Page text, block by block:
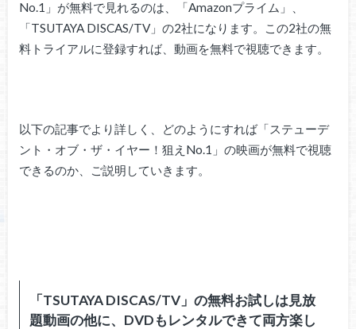
No.1」が無料で見れるのは、「Amazonプライム」、
「TSUTAYA DISCAS/TV」の2社になります。この2社の無
料トライアルに登録すれば、動画を無料で視聴できます。
以下の記事でより詳しく、どのようにすれば「ステューデ
ント・オブ・ザ・イヤー！狙えNo.1」の映画が無料で視聴
できるのか、ご説明していきます。
「TSUTAYA DISCAS/TV」の無料お試しは見放
題動画の他に、DVDもレンタルできて両方楽し